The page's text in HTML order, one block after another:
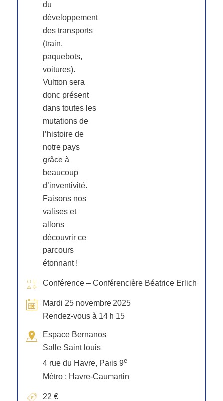
du
développement
des transports
(train,
paquebots,
voitures).
Vuitton sera
donc présent
dans toutes les
mutations de
l’histoire de
notre pays
grâce à
beaucoup
d’inventivité.
Faisons nos
valises et
allons
découvrir ce
parcours
étonnant !
Conférence – Conférencière Béatrice Erlich
Mardi 25 novembre 2025
Rendez-vous à 14 h 15
Espace Bernanos
Salle Saint louis
4 rue du Havre, Paris 9e
Métro : Havre-Caumartin
22 €